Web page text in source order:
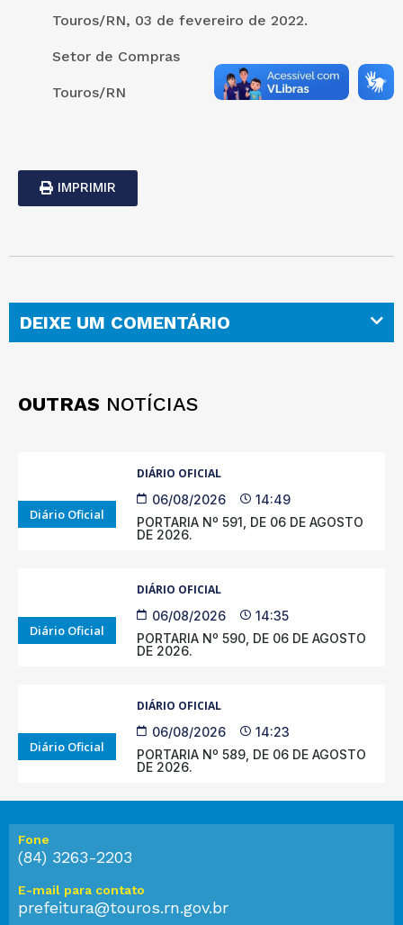
Touros/RN, 03 de fevereiro de 2022.
Setor de Compras
Touros/RN
IMPRIMIR
DEIXE UM COMENTÁRIO
OUTRAS NOTÍCIAS
Diário Oficial
DIÁRIO OFICIAL
06/08/2026
14:49
PORTARIA Nº 591, DE 06 DE AGOSTO
DE 2026.
Diário Oficial
DIÁRIO OFICIAL
06/08/2026
14:35
PORTARIA Nº 590, DE 06 DE AGOSTO
DE 2026.
Diário Oficial
DIÁRIO OFICIAL
06/08/2026
14:23
PORTARIA Nº 589, DE 06 DE AGOSTO
DE 2026.
Fone
(84) 3263-2203
E-mail para contato
prefeitura@touros.rn.gov.br